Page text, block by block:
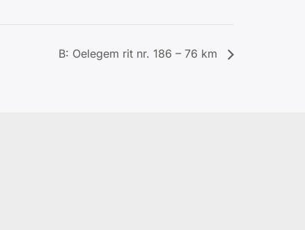
B: Oelegem rit nr. 186 – 76 km